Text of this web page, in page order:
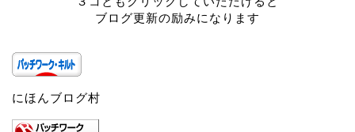
ブログ更新の励みになります
にほんブログ村